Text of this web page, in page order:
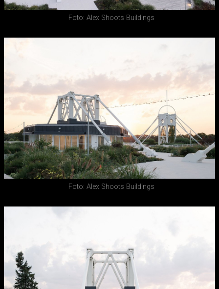
Foto: Alex Shoots Buildings
Foto: Alex Shoots Buildings